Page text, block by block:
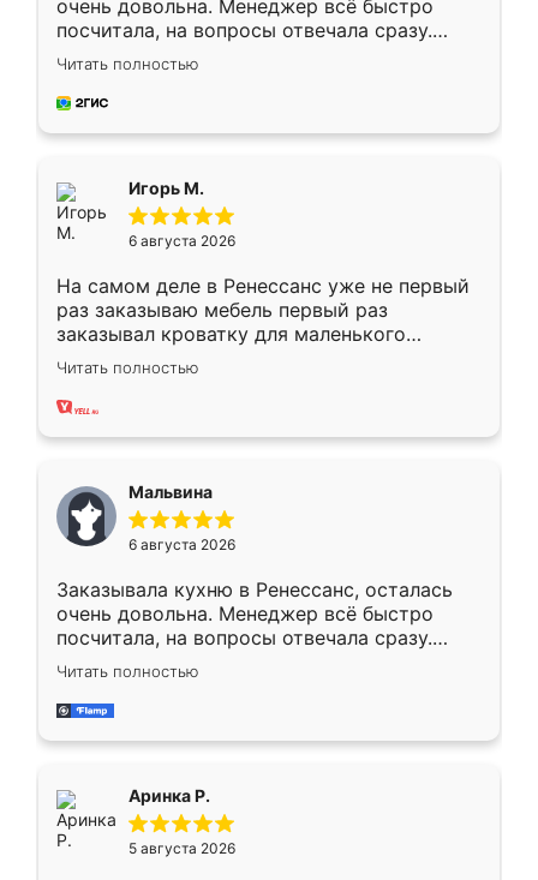
очень довольна. Менеджер всё быстро
посчитала, на вопросы отвечала сразу.
Замерщик приехал в субботу, подошёл к
делу со всей ответственностью. Собрали
за день, ребята работали аккуратно, даже
Читать полностью
Игорь М.
6 августа 2026
На самом деле в Ренессанс уже не первый
раз заказываю мебель первый раз
заказывал кроватку для маленького
ребёнка при его рождении ,во второй раз
заказал шкаф-купе. По качеству очень
хорошее сборка достаточно быстрая,
меньше, здесь же он более разнообразный.
Мне нравится ,если что-то потребуется из
мебели буду заказывать только здесь.
Читать полностью
Мальвина
6 августа 2026
Заказывала кухню в Ренессанс, осталась
очень довольна. Менеджер всё быстро
посчитала, на вопросы отвечала сразу.
Замерщик приехал в субботу, подошёл к
делу со всей ответственностью. Собрали
за день, ребята работали аккуратно, даже
Читать полностью
Аринка Р.
5 августа 2026